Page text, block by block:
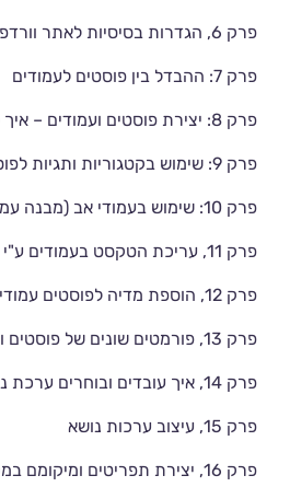
פרק 6, הגדרות בסיסיות לאתר וורדפרס
פרק 7: ההבדל בין פוסטים לעמודים
פרק 8: יצירת פוסטים ועמודים – איך לערוך ולפרסם
פרק 9: שימוש בקטגוריות ותגיות לפוסטים
פרק 10: שימוש בעמודי אב (מבנה עמודים)
פרק 11, עריכת הטקסט בעמודים ע"י עורך הטקסט
פרק 12, הוספת מדיה לפוסטים עמודים
פרק 13, פורמטים שונים של פוסטים ועמודים
פרק 14, איך עובדים ובוחרים ערכת נושא
פרק 15, עיצוב ערכות נושא
פרק 16, יצירת תפריטים ומיקומם במקום הרצוי